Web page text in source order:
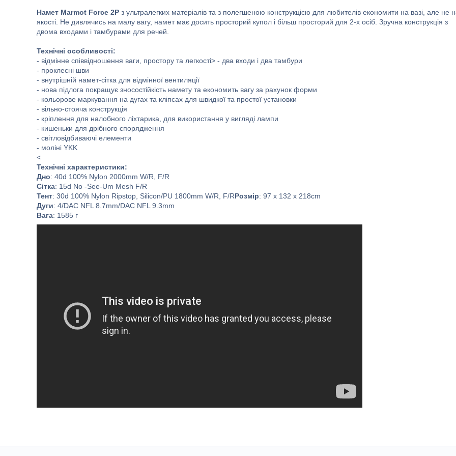
Намет Marmot Force 2P з ультралегких матеріалів та з полегшеною конструкцією для любителів економити на вазі, але не
якості. Не дивлячись на малу вагу, намет має досить просторий купол і більш просторий для 2-х осіб. Зручна конструкція з
двома входами і тамбурами для речей.
Технічні особливості:
- відмінне співвідношення ваги, простору та легкості> - два входи і два тамбури
- проклеєні шви
- внутрішній намет-сітка для відмінної вентиляції
- нова підлога покращує зносостійкість намету та економить вагу за рахунок форми
- кольорове маркування на дугах та кліпсах для швидкої та простої установки
- вільно-стояча конструкція
- кріплення для налобного ліхтарика, для використання у вигляді лампи
- кишеньки для дрібного спорядження
- світловідбиваючі елементи
- моліні YKK
<
Технічні характеристики:
Дно: 40d 100% Nylon 2000mm W/R, F/R
Сітка: 15d No -See-Um Mesh F/R
Тент: 30d 100% Nylon Ripstop, Silicon/PU 1800mm W/R, F/RРозмір: 97 x 132 x 218cm
Дуги: 4/DAC NFL 8.7mm/DAC NFL 9.3mm
Вага: 1585 г